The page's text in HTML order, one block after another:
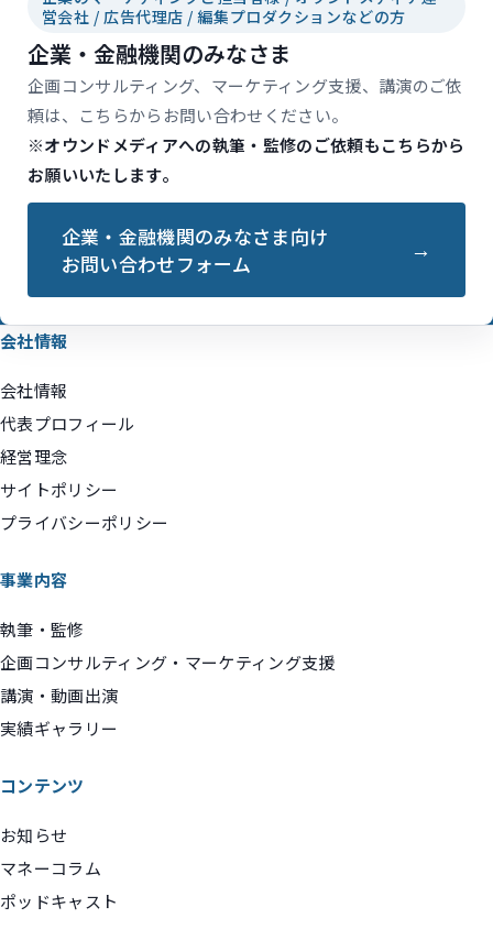
営会社 / 広告代理店 / 編集プロダクションなどの方
企業・金融機関のみなさま
企画コンサルティング、マーケティング支援、講演のご依
頼は、こちらからお問い合わせください。
※オウンドメディアへの執筆・監修のご依頼もこちらから
お願いいたします。
企業・金融機関のみなさま向け
お問い合わせフォーム
会社情報
会社情報
代表プロフィール
経営理念
サイトポリシー
プライバシーポリシー
事業内容
執筆・監修
企画コンサルティング・マーケティング支援
講演・動画出演
実績ギャラリー
コンテンツ
お知らせ
マネーコラム
ポッドキャスト